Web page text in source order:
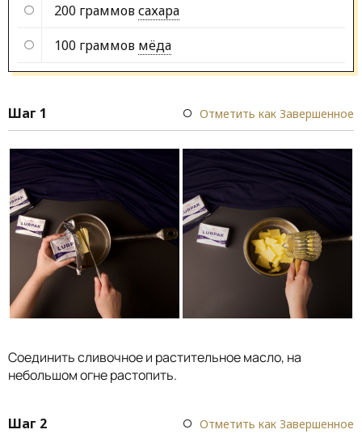
200 граммовсахара
100 граммов мёда
Шаг 1 Отметить как Завершенное
Соединить сливочное и растительное масло, на
небольшом огне растопить.
Шаг 2 Отметить как Завершенное